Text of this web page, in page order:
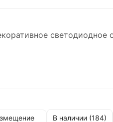
В наличии (184)